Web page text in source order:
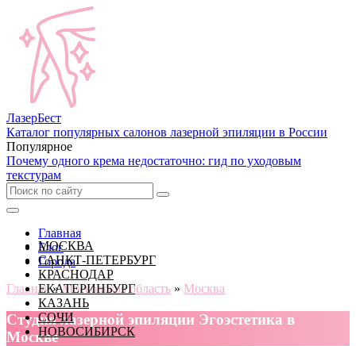
ЛазерБест
Каталог популярных салонов лазерной эпиляции в России
Популярное
Почему одного крема недостаточно: гид по уходовым
текстурам
МОСКВА
САНКТ-ПЕТЕРБУРГ
КРАСНОДАР
ЕКАТЕРИНБУРГ
КАЗАНЬ
СОЧИ
НОВОСИБИРСК
Главная
Блог
Города
Главная » Московская область » Москва
Cтудия лазерной эпиляции Эгоэстетика в
Москве